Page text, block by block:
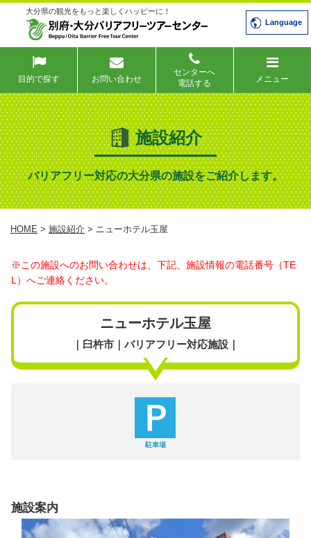
大分県の観光をもっと楽しくハッピーに！
Language
目的で探す お問い合わせ
センターへ
電話する
メニュー
施設紹介
バリアフリー対応の大分県の施設をご紹介します。
HOME > 施設紹介 > ニューホテル玉屋
※この施設へのお問い合わせは、下記、施設情報の電話番号（TE
L）へご連絡ください。
ニューホテル玉屋
｜臼杵市｜バリアフリー対応施設｜
駐車場
施設案内